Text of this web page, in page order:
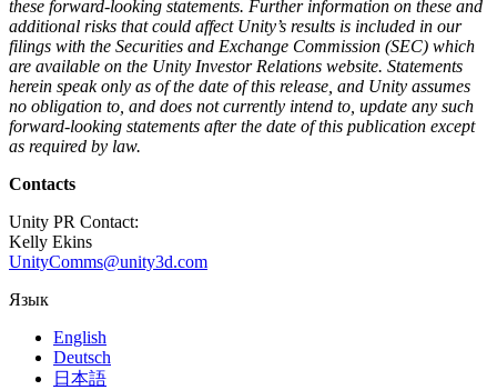
these forward-looking statements. Further information on these and
additional risks that could affect Unity’s results is included in our
filings with the Securities and Exchange Commission (SEC) which
are available on the Unity Investor Relations website. Statements
herein speak only as of the date of this release, and Unity assumes
no obligation to, and does not currently intend to, update any such
forward-looking statements after the date of this publication except
as required by law.
Contacts
Unity PR Contact:
Kelly Ekins
UnityComms@unity3d.com
Язык
English
Deutsch
日本語